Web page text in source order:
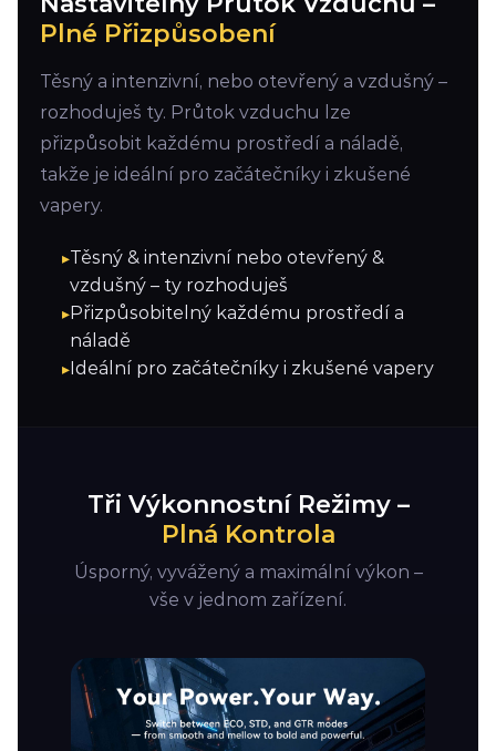
Plné Přizpůsobení
Těsný a intenzivní, nebo otevřený a vzdušný –
rozhoduješ ty. Průtok vzduchu lze
přizpůsobit každému prostředí a náladě,
takže je ideální pro začátečníky i zkušené
vapery.
Těsný & intenzivní nebo otevřený &
vzdušný – ty rozhoduješ
Přizpůsobitelný každému prostředí a
náladě
Ideální pro začátečníky i zkušené vapery
Tři Výkonnostní Režimy –
Plná Kontrola
Úsporný, vyvážený a maximální výkon –
vše v jednom zařízení.